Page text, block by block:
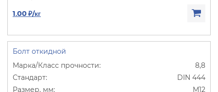
1.00 ₽/кг
Болт откидной
8,8
DIN 444
М12